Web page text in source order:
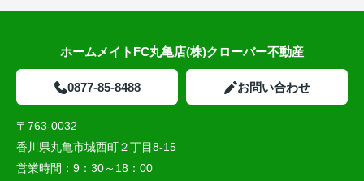
ホームメイトFC丸亀店(株)クローバー不動産
0877-85-8488 お問い合わせ
〒763-0032
香川県丸亀市城西町２丁目8-15
営業時間： 9：30～18：00